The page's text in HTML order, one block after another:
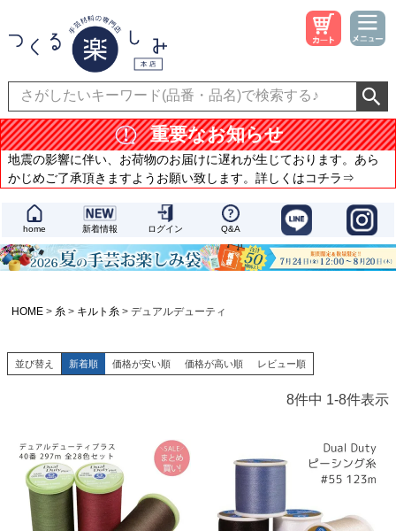
重要なお知らせ
地震の影響に伴い、お荷物のお届けに遅れが生じております。あら
かじめご了承頂きますようお願い致します。詳しくはコチラ⇒
home 新着情報 ログイン Q&A
HOME 糸 キルト糸 デュアルデューティ
並び替え 新着順 価格が安い順 価格が高い順 レビュー順
8件中 1-8件表示